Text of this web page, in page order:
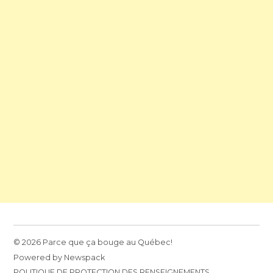
© 2026 Parce que ça bouge au Québec!
Powered by Newspack